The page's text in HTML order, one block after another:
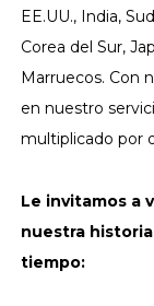
EE.UU., India,
Corea del Sur,
Marruecos. Con
en nuestro
multiplicado por
Le invitamos a
nuestra
tiempo: